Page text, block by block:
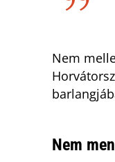
Nem
Nem